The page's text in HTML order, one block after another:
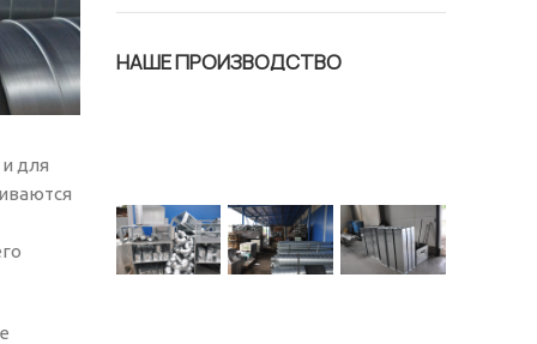
для
НАШЕ ПРОИЗВОДСТВО